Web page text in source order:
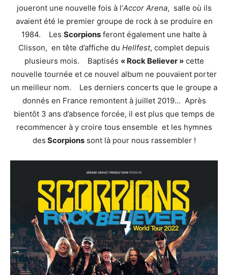
joueront une nouvelle fois à l’Accor Arena, salle où ils
avaient été le premier groupe de rock à se produire en
1984. Les Scorpions feront également une halte à
Clisson, en tête d’affiche du Hellfest, complet depuis
plusieurs mois. Baptisés « Rock Believer »cette
nouvelle tournée et ce nouvel album ne pouvaient porter
un meilleur nom. Les derniers concerts que le groupe a
donnés en France remontent à juillet 2019… Après
bientôt 3 ans d’absence forcée, il est plus que temps de
recommencer à y croire tous ensemble et les hymnes
des Scorpionssont là pour nous rassembler !